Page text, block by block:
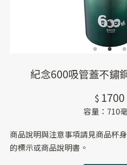
紀念600吸管蓋不鏽
1700
710
商品說明與注意事項請見商品杯
的標示或商品說明書。